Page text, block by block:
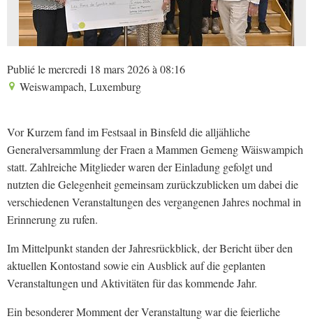
Publié le mercredi 18 mars 2026 à 08:16
Weiswampach, Luxemburg
Vor Kurzem fand im Festsaal in Binsfeld die alljähliche
Generalversammlung der Fraen a Mammen Gemeng Wäiswampich
statt. Zahlreiche Mitglieder waren der Einladung gefolgt und
nutzten die Gelegenheit gemeinsam zurückzublicken um dabei die
verschiedenen Veranstaltungen des vergangenen Jahres nochmal in
Erinnerung zu rufen.
Im Mittelpunkt standen der Jahresrückblick, der Bericht über den
aktuellen Kontostand sowie ein Ausblick auf die geplanten
Veranstaltungen und Aktivitäten für das kommende Jahr.
Ein besonderer Momment der Veranstaltung war die feierliche